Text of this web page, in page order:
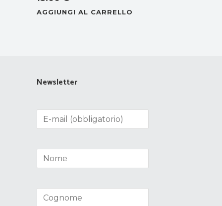
AGGIUNGI AL CARRELLO
Newsletter